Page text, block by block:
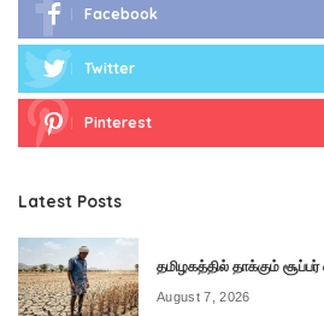
Facebook
Twitter
Pinterest
Latest Posts
தமிழகத்தில் தாக்கும்
August 7, 2026